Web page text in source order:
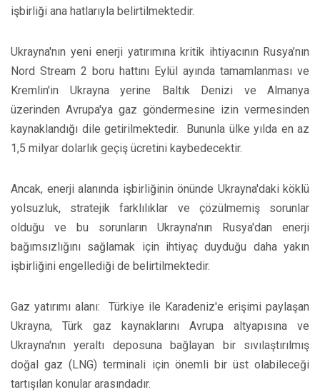
işbirliği ana hatlarıyla belirtilmektedir.
Ukrayna'nın yeni enerji yatırımına kritik ihtiyacının Rusya’nın
Nord Stream 2 boru hattını Eylül ayında tamamlanması ve
Kremlin'in Ukrayna yerine Baltık Denizi ve Almanya
üzerinden Avrupa'ya gaz göndermesine izin vermesinden
kaynaklandığı dile getirilmektedir. Bununla ülke yılda en az
1,5 milyar dolarlık geçiş ücretini kaybedecektir.
Ancak, enerji alanında işbirliğinin önünde Ukrayna'daki köklü
yolsuzluk, stratejik farklılıklar ve çözülmemiş sorunlar
olduğu ve bu sorunların Ukrayna'nın Rusya'dan enerji
bağımsızlığını sağlamak için ihtiyaç duyduğu daha yakın
işbirliğini engellediği de belirtilmektedir.
Gaz yatırımı alanı: Türkiye ile Karadeniz'e erişimi paylaşan
Ukrayna, Türk gaz kaynaklarını Avrupa altyapısına ve
Ukrayna'nın yeraltı deposuna bağlayan bir sıvılaştırılmış
doğal gaz (LNG) terminali için önemli bir üst olabileceği
tartışılan konular arasındadır.